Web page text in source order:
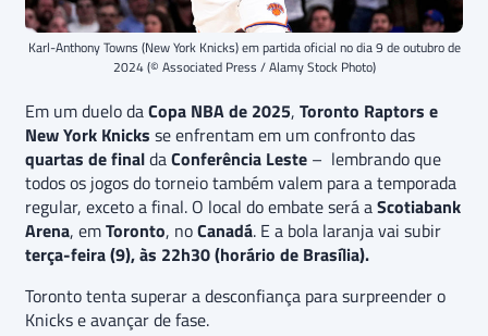
Karl-Anthony Towns (New York Knicks) em partida oficial no dia 9 de outubro de
2024 (© Associated Press / Alamy Stock Photo)
Em um duelo daCopa NBA de 2025, Toronto Raptors e
New York Knicks se enfrentam em um confronto das
quartas de finaldaConferência Leste – lembrando que
todos os jogos do torneio também valem para a temporada
regular, exceto a final. O local do embate será aScotiabank
Arena, emToronto, noCanadá. E a bola laranja vai subir
terça-feira (9), às 22h30 (horário de Brasília).
Toronto tenta superar a desconfiança para surpreender o
Knicks e avançar de fase.